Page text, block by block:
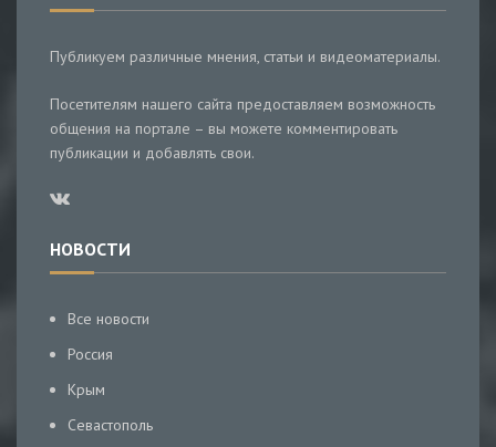
Публикуем различные мнения, статьи и видеоматериалы.
Посетителям нашего сайта предоставляем возможность
общения на портале – вы можете комментировать
публикации и добавлять свои.
НОВОСТИ
Все новости
Россия
Крым
Севастополь